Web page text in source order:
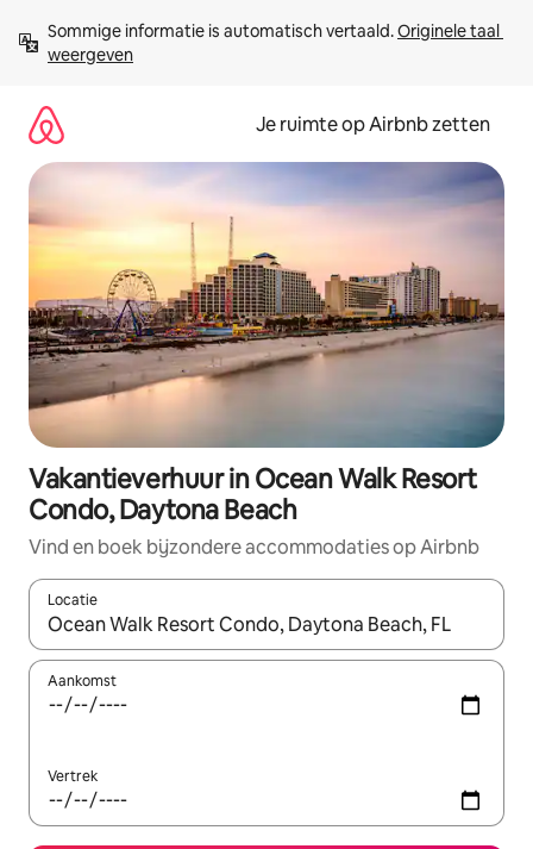
direct
naar
Sommige informatie is automatisch vertaald. Originele taal
weergeven
Je ruimte op Airbnb zetten
Vakantieverhuur in Ocean Walk Resort
Condo, Daytona Beach
Vind en boek bijzondere accommodaties op Airbnb
Locatie
Wanneer er suggesties beschikbaar zijn, maak je een keuze
Aankomst
Vertrek